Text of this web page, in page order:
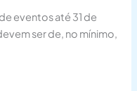
eventos até 31 de
ser de, no mínimo,